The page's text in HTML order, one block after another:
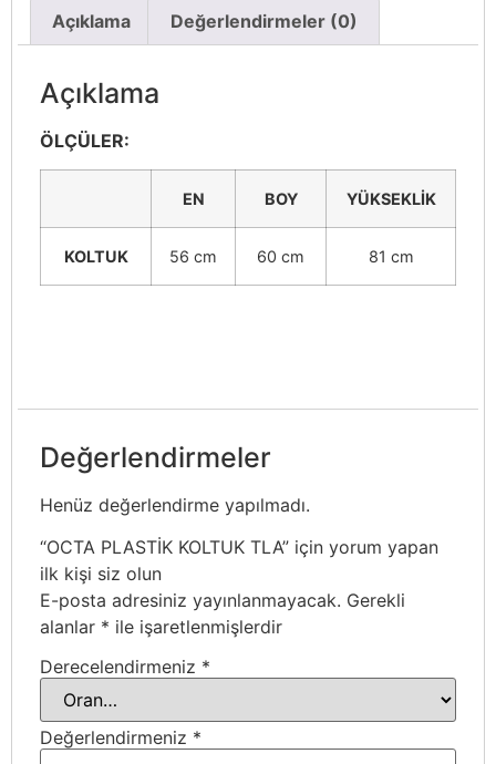
Açıklama Değerlendirmeler (0)
Açıklama
ÖLÇÜLER:
EN BOY YÜKSEKLİK
KOLTUK 56 cm 60 cm 81 cm
Değerlendirmeler
Henüz değerlendirme yapılmadı.
“OCTA PLASTİK KOLTUK TLA” için yorum yapan
ilk kişi siz olun
E-posta adresiniz yayınlanmayacak. Gerekli
alanlar * ile işaretlenmişlerdir
Derecelendirmeniz *
Değerlendirmeniz *